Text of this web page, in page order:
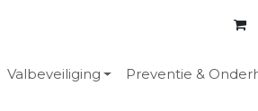
Valbeveiliging Preventie &